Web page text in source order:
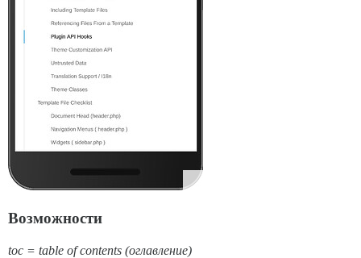
Возможности
toc = table of contents (оглавление)